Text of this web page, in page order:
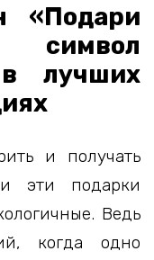
«Подари
в лучших
и получать
эти подарки
Ведь
когда одно